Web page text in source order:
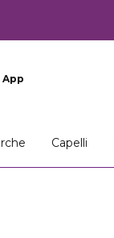
App
Capelli